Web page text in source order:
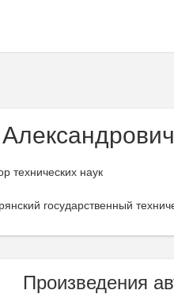
технических наук
государственный
Произведения